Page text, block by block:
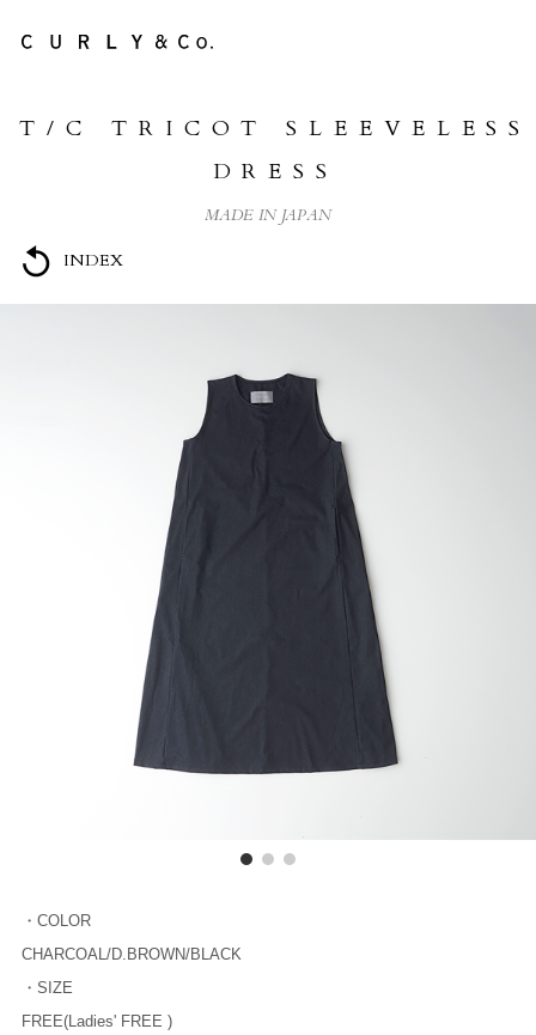
HEADSTORE
T/C TRICOT SLEEVELESS
DRESS
MADE IN JAPAN
INDEX
・COLOR
CHARCOAL/D.BROWN/BLACK
・SIZE
FREE(Ladies' FREE )